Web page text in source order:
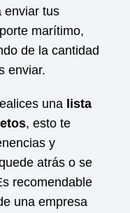
enviar tus
marítimo,
de la cantidad
enviar.
una lista
, esto te
y
atrás o se
recomendable
una empresa